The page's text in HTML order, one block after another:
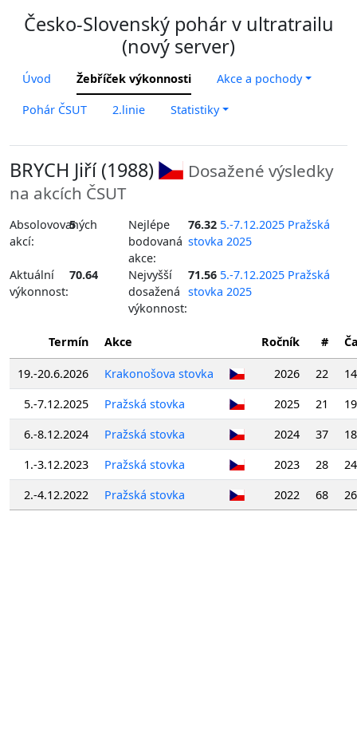
Česko-Slovenský pohár v ultratrailu
(nový server)
Úvod Žebříček výkonnosti Akce a pochody
Pohár ČSUT 2.linie Statistiky
BRYCH Jiří (1988)
Dosažené výsledky
na akcích ČSUT
Absolovovaných
akcí:
5
Nejlépe
bodovaná
akce:
76.32 5.-7.12.2025 Pražská
stovka 2025
Aktuální
výkonnost:
70.64
Nejvyšší
dosažená
výkonnost:
71.56 5.-7.12.2025 Pražská
stovka 2025
Termín Akce Ročník #
19.-20.6.2026 Krakonošova stovka 2026 22
5.-7.12.2025
Pražská stovka 2025 21
6.-8.12.2024
Pražská stovka 2024 37
1.-3.12.2023
Pražská stovka 2023 28
2.-4.12.2022
Pražská stovka 2022 68